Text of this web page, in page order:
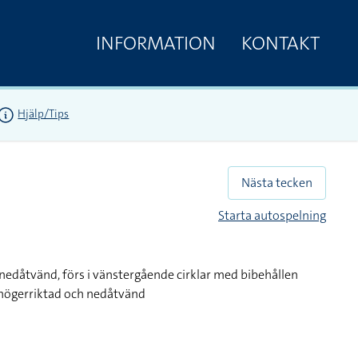
INFORMATION KONTAKT
Hjälp/Tips
Nästa tecken
Starta autospelning
förs i vänstergående cirklar med bibehållen
och nedåtvänd